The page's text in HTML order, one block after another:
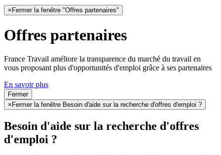
× Fermer la fenêtre "Offres partenaires"
Offres partenaires
France Travail améliore la transparence du marché du travail en
vous proposant plus d'opportunités d'emploi grâce à ses partenaires
En savoir plus
Fermer
× Fermer la fenêtre Besoin d'aide sur la recherche d'offres d'emploi ?
Besoin d'aide sur la recherche d'offres
d'emploi ?